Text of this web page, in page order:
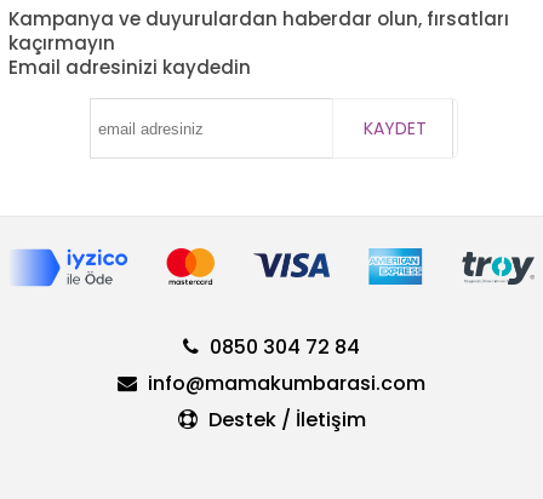
Kampanya ve duyurulardan haberdar olun, fırsatları
kaçırmayın
Email adresinizi kaydedin
KAYDET
0850 304 72 84
info@mamakumbarasi.com
Destek / İletişim